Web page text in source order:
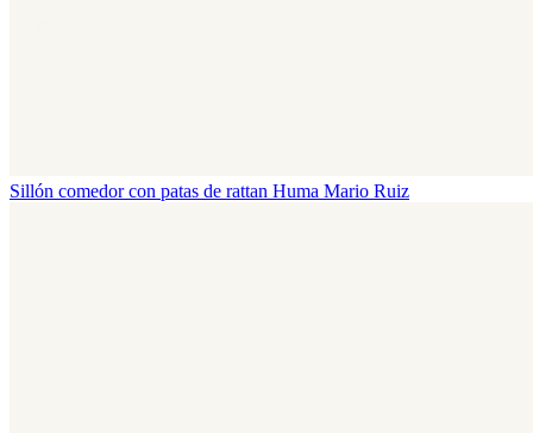
Sillón comedor con patas de rattan Huma Mario Ruiz